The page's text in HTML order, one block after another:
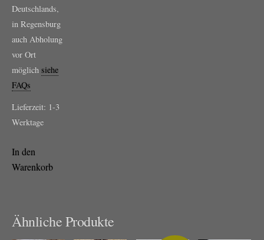
Deutschlands,
in Regensburg
auch Abholung
vor Ort
möglich siehe
FAQs
Lieferzeit: 1-3
Werktage
In den
Warenkorb
Ähnliche Produkte